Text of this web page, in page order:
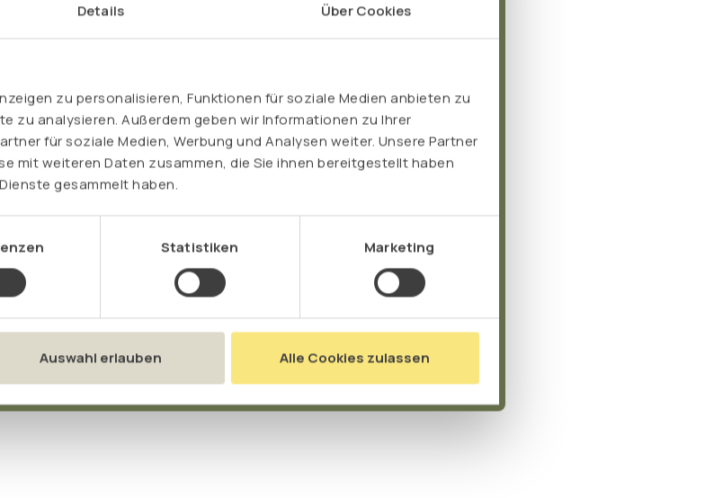
Details Über Cookies
zu personalisieren, Funktionen für soziale Medien anbieten zu
zu analysieren. Außerdem geben wir Informationen zu Ihrer
für soziale Medien, Werbung und Analysen weiter. Unsere Partner
mit weiteren Daten zusammen, die Sie ihnen bereitgestellt haben
gesammelt haben.
Statistiken Marketing
Auswahl erlauben Alle Cookies zulassen